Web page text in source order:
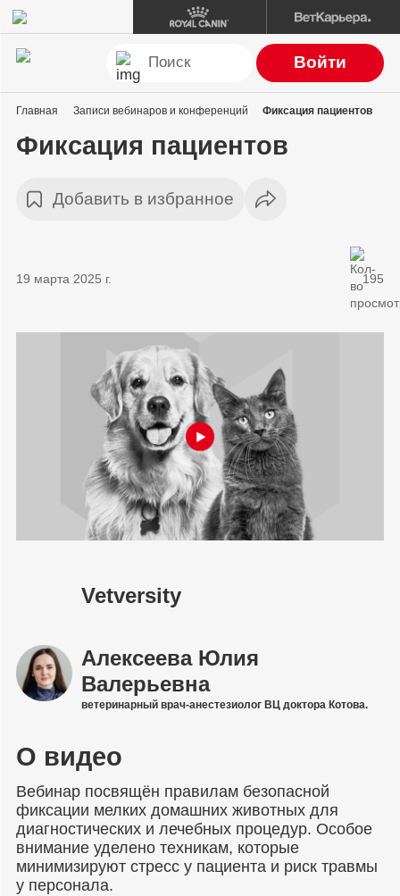
Войти
Главная Записи вебинаров и конференций Фиксация пациентов
Фиксация пациентов
Добавить в избранное
19 марта 2025 г. 195
Vetversity
Алексеева Юлия
Валерьевна
ветеринарный врач-анестезиолог ВЦ доктора Котова.
О видео
Вебинар посвящён правилам безопасной
фиксации мелких домашних животных для
диагностических и лечебных процедур. Особое
внимание уделено техникам, которые
минимизируют стресс у пациента и риск травмы
у персонала.